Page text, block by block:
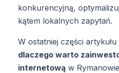
konkurencyjną,
kątem lokalnych zapytań.
W ostatniej części
dlaczego warto
internetową w